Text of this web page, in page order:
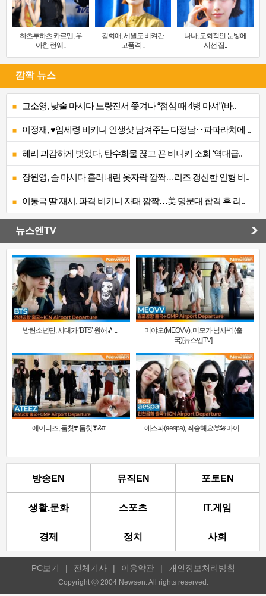
하츠투하츠 카르멘, 우
아한 런웨..
김희애, 세월도 비켜간
고품격 ..
나나, 도회적인 눈빛에
시선 집..
깜짝 뉴스
고소영, 낮술 마시다 노량진서 쫓겨나 “점심 때 4병 마셔”(바..
이정재, ♥임세령 비키니 인생샷 남겨주는 다정남‥파파라치에 ..
혜리 과감하게 벗었다, 탄수화물 끊고 끈 비니키 소화 ‘역대급..
장원영, 술 마시다 흘러내린 옷자락 깜짝…리즈 갱신한 인형 비..
이동국 딸 재시, 파격 비키니 자태 깜짝…美 명문대 합격 후 리..
뉴스엔TV
방탄소년단, 시대가 ‘BTS’ 원해🎵 ..
미야오(MEOVV), 미모가 넘사벽 (출
국)[뉴스엔TV]
에이티즈, 둠칫❣️ 둠칫❣&#.. 에스파(aespa), 죄송해요🥺🎤마이..
방송EN 뮤직EN 포토EN
생활.문화 스포츠 IT.게임
경제 정치 사회
PC보기 | 전체기사 | 이용약관 | 개인정보처리방침
Copyright ⓒ 2004 Newsen. All rights reserved.